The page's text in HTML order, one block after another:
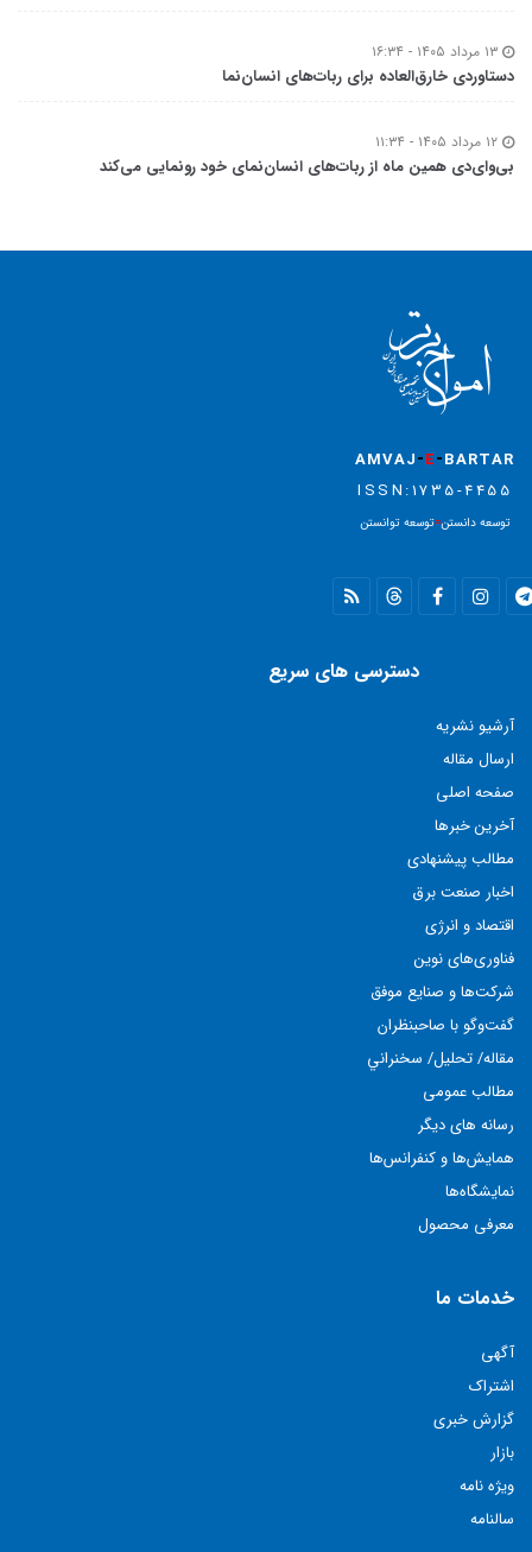
دستاوردی خارق‌العاده برای ربات‌های انسان‌نما
بی‌وای‌دی همین ماه از ربات‌های انسان‌نمای خود رونمایی می‌کند
AMVAJ-E-BARTAR
ISSN:1735-4455
توسعه دانستن=توسعه توانستن
دسترسی های سریع
آرشیو نشریه
ارسال مقاله
صفحه اصلی
آخرین خبرها
مطالب پيشنهادی
اخبار صنعت برق
اقتصاد و انرژی
فناوری‌های نوين
شركت‌ها و صنايع موفق
گفت‌وگو با صاحبنظران
مقاله/ تحليل/ سخنراني
مطالب عمومی
رسانه های دیگر
همايش‌ها و كنفرانس‌ها
نمايشگاه‌ها
معرفی محصول
خدمات ما
آگهی
اشتراک
گزارش خبری
بازار
ویژه نامه
سالنامه